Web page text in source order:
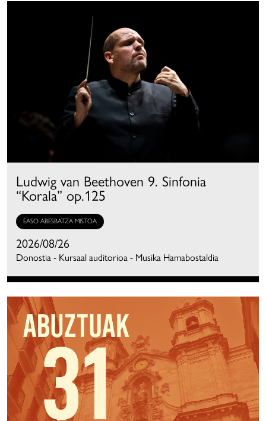
Ludwig van Beethoven 9. Sinfonia
“Korala” op.125
EASO ABESBATZA MISTOA
2026/08/26
Donostia - Kursaal auditorioa - Musika Hamabostaldia